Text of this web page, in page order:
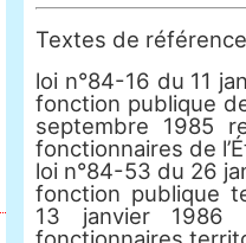
Textes de
loi n°84-16 du 11
fonction publique
septembre 1985
fonctionnaires de
loi n°84-53 du 26
fonction publique
13 janvier 1986